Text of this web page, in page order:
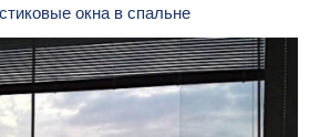
окна в спальне